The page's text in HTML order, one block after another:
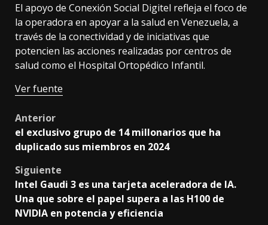
El apoyo de Conexión Social Digitel refleja el foco de
la operadora en apoyar a la salud en Venezuela, a
través de la conectividad y de iniciativas que
potencien las acciones realizadas por centros de
salud como el Hospital Ortopédico Infantil.
Ver fuente
Post
navigation
Anterior
el exclusivo grupo de 14 millonarios que ha
duplicado sus miembros en 2024
Siguiente
Intel Gaudi 3 es una tarjeta aceleradora de IA.
Una que sobre el papel supera a las H100 de
NVIDIA en potencia y eficiencia